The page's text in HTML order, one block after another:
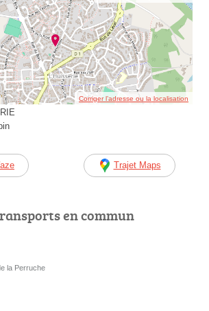
Corriger l’adresse ou la localisation
Trajet Maps
en commun
la Perruche